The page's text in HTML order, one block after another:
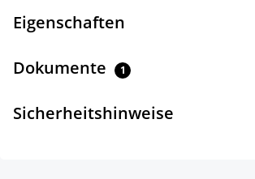
Eigenschaften
Dokumente 1
Sicherheitshinweise